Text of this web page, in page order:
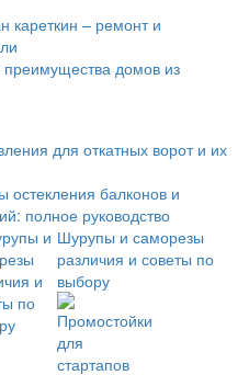
кареткин – ремонт и
домов из
для откатных ворот и их
остекления балконов и
полное руководство
Шурупы и саморезы
различия и советы по
выбору